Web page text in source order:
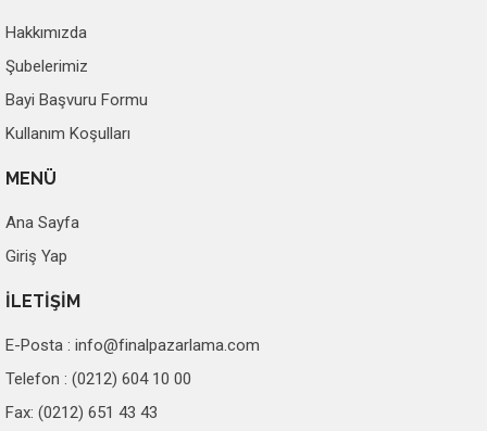
Hakkımızda
Şubelerimiz
Bayi Başvuru Formu
Kullanım Koşulları
MENÜ
Ana Sayfa
Giriş Yap
İLETİŞİM
E-Posta : info@finalpazarlama.com
Telefon : (0212) 604 10 00
Fax: (0212) 651 43 43